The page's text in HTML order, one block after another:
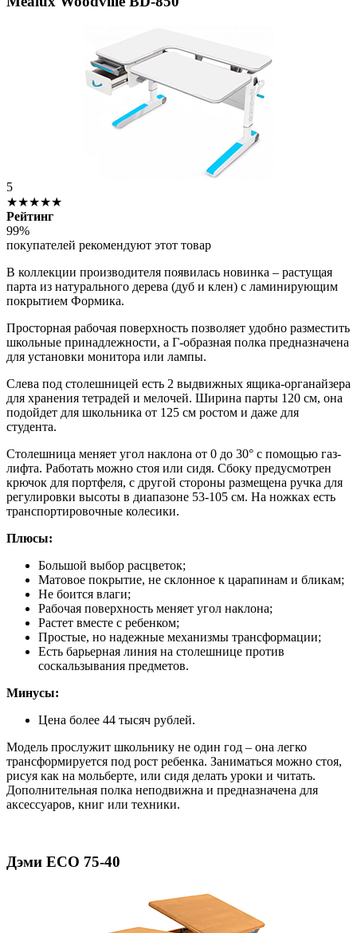
5
★★★★★
Рейтинг
99%
покупателей рекомендуют этот товар
В коллекции производителя появилась новинка – растущая
парта из натурального дерева (дуб и клен) с ламинирующим
покрытием Формика.
Просторная рабочая поверхность позволяет удобно разместить
школьные принадлежности, а Г-образная полка предназначена
для установки монитора или лампы.
Слева под столешницей есть 2 выдвижных ящика-органайзера
для хранения тетрадей и мелочей. Ширина парты 120 см, она
подойдет для школьника от 125 см ростом и даже для
студента.
Столешница меняет угол наклона от 0 до 30° с помощью газ-
лифта. Работать можно стоя или сидя. Сбоку предусмотрен
крючок для портфеля, с другой стороны размещена ручка для
регулировки высоты в диапазоне 53-105 см. На ножках есть
транспортировочные колесики.
Плюсы:
Большой выбор расцветок;
Матовое покрытие, не склонное к царапинам и бликам;
Не боится влаги;
Рабочая поверхность меняет угол наклона;
Растет вместе с ребенком;
Простые, но надежные механизмы трансформации;
Есть барьерная линия на столешнице против
соскальзывания предметов.
Минусы:
Цена более 44 тысяч рублей.
Модель прослужит школьнику не один год – она легко
трансформируется под рост ребенка. Заниматься можно стоя,
рисуя как на мольберте, или сидя делать уроки и читать.
Дополнительная полка неподвижна и предназначена для
аксессуаров, книг или техники.
Дэми ECO 75-40